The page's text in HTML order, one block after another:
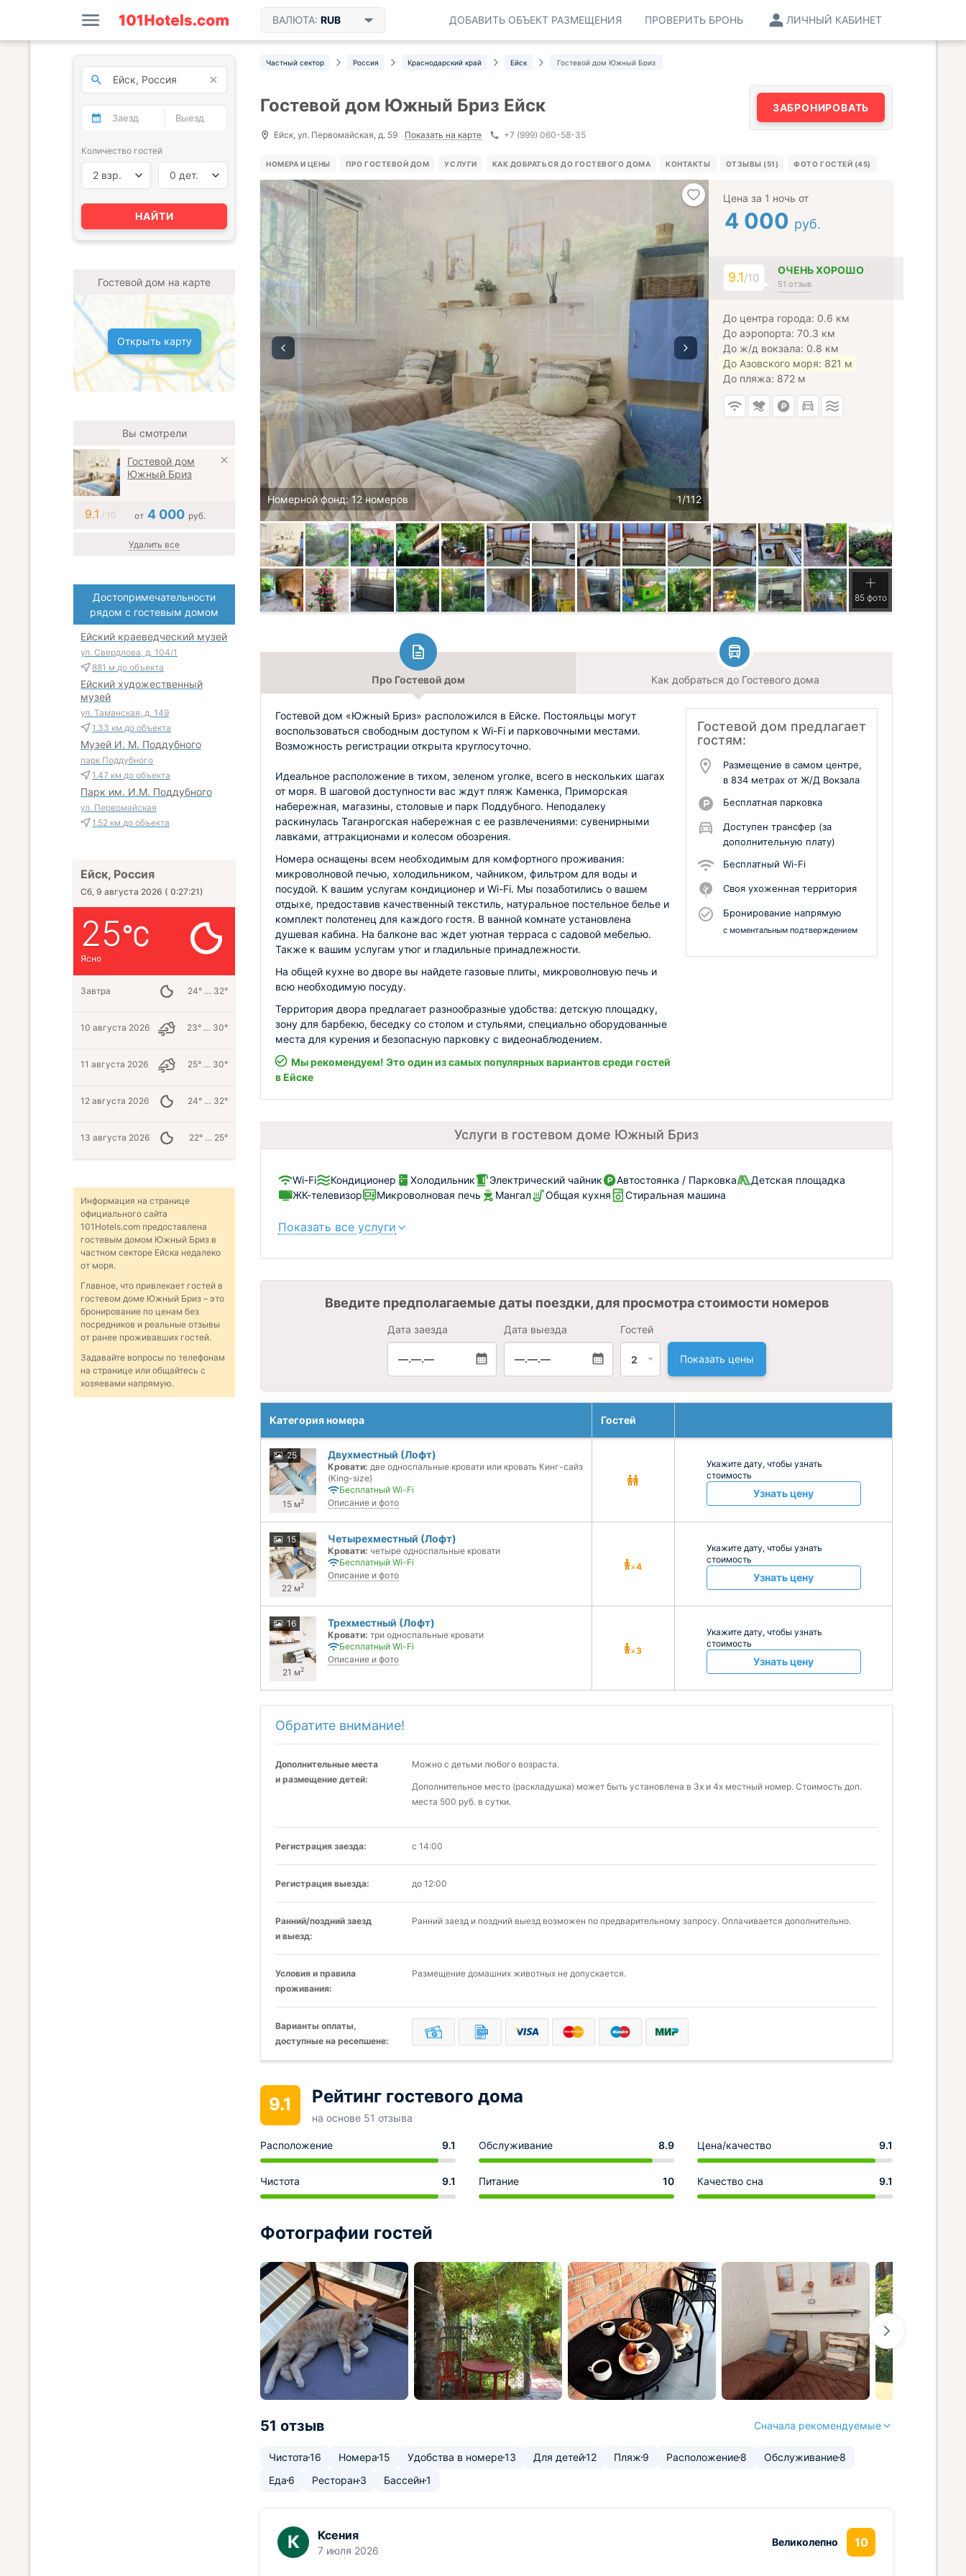
ВАЛЮТА: RUB ЛИЧНЫЙ КАБИНЕТ
ПРОВЕРИТЬ БРОНЬ
ДОБАВИТЬ ОБЪЕКТ РАЗМЕЩЕНИЯ
Частный сектор Россия Краснодарский край Ейск Гостевой дом Южный Бриз
Гостевой дом Южный Бриз Ейск
Ейск, ул. Первомайская, д. 59 Показать на карте +7 (999) 060-58-35
ЗАБРОНИРОВАТЬ
НОМЕРА И ЦЕНЫ ПРО ГОСТЕВОЙ ДОМ УСЛУГИ КАК ДОБРАТЬСЯ ДО ГОСТЕВОГО ДОМА КОНТАКТЫ ОТЗЫВЫ (51) ФОТО ГОСТЕЙ (45)
Номерной фонд: 12 номеров
Цена за 1 ночь от
4 000 руб.
9.1/10
ОЧЕНЬ ХОРОШО
51 отзыв
До центра города: 0.6 км
До аэропорта: 70.3 км
До ж/д вокзала: 0.8 км
До Азовского моря: 821 м
До пляжа: 872 м
85 фото
Про Гостевой дом Как добраться до Гостевого дома
Гостевой дом предлагает
гостям:
Размещение в самом центре,
в 834 метрах от Ж/Д Вокзала
Бесплатная парковка
Доступен трансфер (за
дополнительную плату)
Бесплатный Wi-Fi
Своя ухоженная территория
Бронирование напрямую
с моментальным подтверждением
Гостевой дом «Южный Бриз» расположился в Ейске. Постояльцы могут
воспользоваться свободным доступом к Wi-Fi и парковочными местами.
Возможность регистрации открыта круглосуточно.
Идеальное расположение в тихом, зеленом уголке, всего в нескольких шагах
от моря. В шаговой доступности вас ждут пляж Каменка, Приморская
набережная, магазины, столовые и парк Поддубного. Неподалеку
раскинулась Таганрогская набережная с ее развлечениями: сувенирными
лавками, аттракционами и колесом обозрения.
Номера оснащены всем необходимым для комфортного проживания:
микроволновой печью, холодильником, чайником, фильтром для воды и
посудой. К вашим услугам кондиционер и Wi-Fi. Мы позаботились о вашем
отдыхе, предоставив качественный текстиль, натуральное постельное белье и
комплект полотенец для каждого гостя. В ванной комнате установлена
душевая кабина. На балконе вас ждет уютная терраса с садовой мебелью.
Также к вашим услугам утюг и гладильные принадлежности.
На общей кухне во дворе вы найдете газовые плиты, микроволновую печь и
всю необходимую посуду.
Территория двора предлагает разнообразные удобства: детскую площадку,
зону для барбекю, беседку со столом и стульями, специально оборудованные
места для курения и безопасную парковку с видеонаблюдением.
Мы рекомендуем! Это один из самых популярных вариантов среди гостей
в Ейске
Услуги в гостевом доме Южный Бриз
Wi-Fi Кондиционер Холодильник Электрический чайник Автостоянка / Парковка
Детская площадка
ЖК-телевизор
Микроволновая печь Мангал Общая кухня Стиральная машина
Показать все услуги
Введите предполагаемые даты поездки, для просмотра стоимости номеров
Дата заезда
—.—.—
Дата выезда
—.—.—
Гостей
2 Показать цены
Категория номера Гостей
25
15 м2
Двухместный (Лофт)
Кровати: две односпальные кровати или кровать Кинг-сайз
(King-size)
Бесплатный Wi-Fi
Описание и фото
Укажите дату, чтобы узнать
стоимость
Узнать цену
15
22 м2
Четырехместный (Лофт)
Кровати: четыре односпальные кровати
Бесплатный Wi-Fi
Описание и фото
×4
Укажите дату, чтобы узнать
стоимость
Узнать цену
16
21 м2
Трехместный (Лофт)
Кровати: три односпальные кровати
Бесплатный Wi-Fi
Описание и фото
×3
Укажите дату, чтобы узнать
стоимость
Узнать цену
Обратите внимание!
Дополнительные места
и размещение детей:
Можно с детьми любого возраста.
Дополнительное место (раскладушка) может быть установлена в 3х и 4х местный номер. Стоимость доп.
места 500 руб. в сутки.
Регистрация заезда: с 14:00
Регистрация выезда: до 12:00
Ранний/поздний заезд
и выезд:
Ранний заезд и поздний выезд возможен по предварительному запросу. Оплачивается дополнительно.
Условия и правила
проживания:
Размещение домашних животных не допускается.
Варианты оплаты,
доступные на ресепшене:
9.1 Рейтинг гостевого дома
на основе 51 отзыва
Расположение 9.1 Обслуживание 8.9 Цена/качество 9.1
Чистота 9.1 Питание 10 Качество сна 9.1
Фотографии гостей
51 отзыв Сначала рекомендуемые
Чистота16 Номера15 Удобства в номере13 Для детей12 Пляж 9 Расположение8 Обслуживание8
Еда 6 Ресторан 3 Бассейн1
К Ксения
7 июля 2026
Великолепно 10
Количество гостей
2 взр. 0 дет.
НАЙТИ
Гостевой дом на карте
Открыть карту
Вы смотрели
Гостевой дом
Южный Бриз
9.1 / 10 от 4 000 руб.
Удалить все
Достопримечательности
рядом с гостевым домом
Ейский краеведческий музей
ул. Свердлова, д. 104/1
881 м до объекта
Ейский художественный
музей
ул. Таманская, д. 149
1.33 км до объекта
Музей И. М. Поддубного
парк Поддубного
1.47 км до объекта
Парк им. И.М. Поддубного
ул. Первомайская
1.52 км до объекта
Ейск, Россия
Сб, 9 августа 2026 ( 0:27:23)
25
Ясно
Завтра 24° … 32°
10 августа 2026 23° … 30°
11 августа 2026 25° … 30°
12 августа 2026 24° … 32°
13 августа 2026 22° … 25°
Информация на странице
официального сайта
101Hotels.com предоставлена
гостевым домом Южный Бриз в
частном секторе Ейска недалеко
от моря.
Главное, что привлекает гостей в
гостевом доме Южный Бриз – это
бронирование по ценам без
посредников и реальные отзывы
от ранее проживавших гостей.
Задавайте вопросы по телефонам
на странице или общайтесь с
хозяевами напрямую.